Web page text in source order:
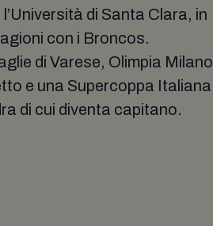
di Santa Clara, in
con i Broncos.
di Varese, Olimpia Milano
e una Supercoppa Italiana
di cui diventa capitano.